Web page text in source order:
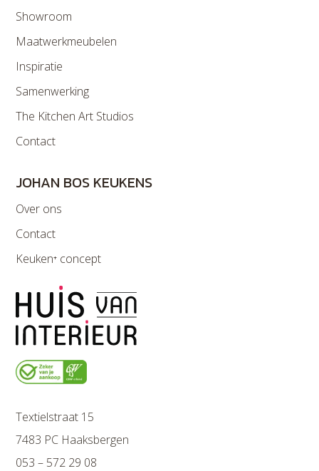
Showroom
Maatwerkmeubelen
Inspiratie
Samenwerking
The Kitchen Art Studios
Contact
JOHAN BOS KEUKENS
Over ons
Contact
Keuken⁺ concept
Textielstraat 15
7483 PC Haaksbergen
053 – 572 29 08